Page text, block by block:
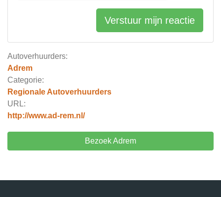
Autoverhuurders:
Adrem
Categorie:
Regionale Autoverhuurders
URL:
http://www.ad-rem.nl/
Bezoek Adrem
Verstuur mijn reactie